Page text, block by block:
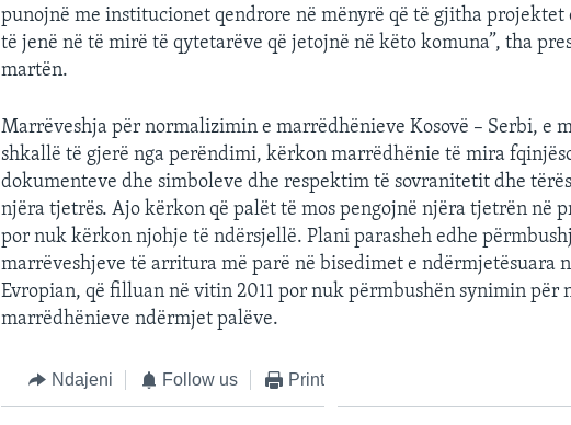
punojnë me institucionet qendrore në mënyrë që të gjitha projektet
të jenë në të mirë të qytetarëve që jetojnë në këto komuna”, tha
martën.
Marrëveshja për normalizimin e marrëdhënieve Kosovë – Serbi, e
shkallë të gjerë nga perëndimi, kërkon marrëdhënie të mira
dokumenteve dhe simboleve dhe respektim të sovranitetit dhe
njëra tjetrës. Ajo kërkon që palët të mos pengojnë njëra tjetrën në
por nuk kërkon njohje të ndërsjellë. Plani parasheh edhe
marrëveshjeve të arritura më parë në bisedimet e ndërmjetësuara
Evropian, që filluan në vitin 2011 por nuk përmbushën synimin për
marrëdhënieve ndërmjet palëve.
Ndajeni Follow us Print